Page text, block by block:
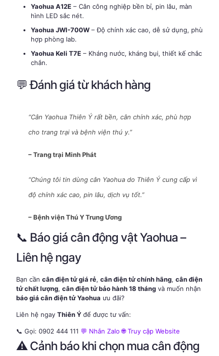
Yaohua A12E – Cân công nghiệp bền bỉ, pin lâu, màn
hình LED sắc nét.
Yaohua JWI-700W – Độ chính xác cao, dễ sử dụng, phù
hợp phòng lab.
Yaohua Keli T7E – Kháng nước, kháng bụi, thiết kế chắc
chắn.
💬 Đánh giá từ khách hàng
“Cân Yaohua Thiên Ý rất bền, cân chính xác, phù hợp
cho trang trại và bệnh viện thú y.”
– Trang trại Minh Phát
“Chúng tôi tin dùng cân Yaohua do Thiên Ý cung cấp vì
độ chính xác cao, pin lâu, dịch vụ tốt.”
– Bệnh viện Thú Y Trung Ương
📞 Báo giá cân động vật Yaohua –
Liên hệ ngay
Bạn cần cân điện tử giá rẻ, cân điện tử chính hãng, cân điện
tử chất lượng, cân điện tử bảo hành 18 tháng và muốn nhận
báo giá cân điện tử Yaohua ưu đãi?
Liên hệ ngay Thiên Ý để được tư vấn:
📞 Gọi: 0902 444 111 💬 Nhắn Zalo 🌐 Truy cập Website
⚠️ Cảnh báo khi chọn mua cân động